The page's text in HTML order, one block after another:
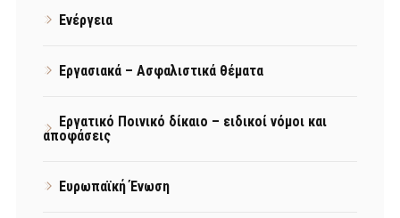
Ενέργεια
Εργασιακά – Ασφαλιστικά θέματα
Εργατικό Ποινικό δίκαιο – ειδικοί νόμοι και
αποφάσεις
Ευρωπαϊκή Ένωση